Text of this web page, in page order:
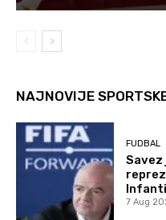
NAJNOVIJE
FUDBAL
Savez
7 Aug